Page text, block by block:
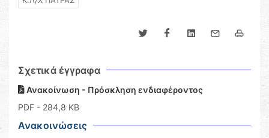
Σχετικά έγγραφα
Ανακοίνωση - Πρόσκληση ενδιαφέροντος
PDF - 284,8 KB
Ανακοινώσεις